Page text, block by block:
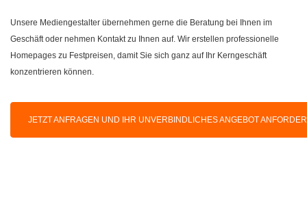
Unsere Mediengestalter übernehmen gerne die Beratung bei Ihnen im
Geschäft oder nehmen Kontakt zu Ihnen auf. Wir erstellen professionelle
Homepages zu Festpreisen, damit Sie sich ganz auf Ihr Kerngeschäft
konzentrieren können.
JETZT ANFRAGEN UND IHR UNVERBINDLICHES ANGEBOT